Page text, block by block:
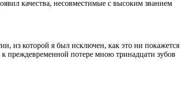
качества, несовместимые с высоким званием
из которой я был исключен, как это ни покажется
преждевременной потере мною тринадцати зубов